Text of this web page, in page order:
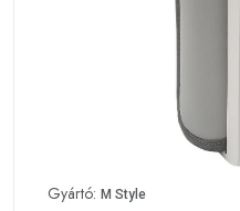
Gyártó: M Style